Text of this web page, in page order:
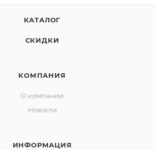
КАТАЛОГ
СКИДКИ
КОМПАНИЯ
О компании
Новости
ИНФОРМАЦИЯ